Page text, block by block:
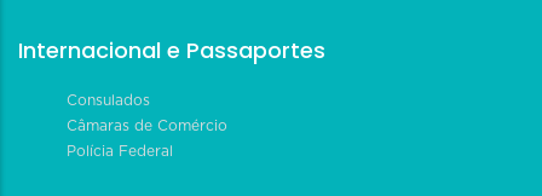
Internacional e Passaportes
Consulados
Câmaras de Comércio
Polícia Federal